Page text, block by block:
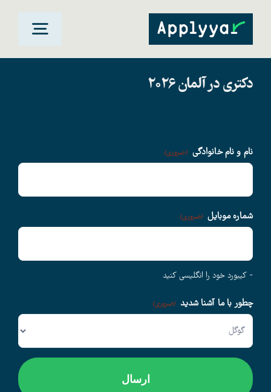
Skip
درباره ما
اخبار
دکتری در آلمان 2026
نام و نام خانوادگی (ضروری)
شماره موبایل (ضروری)
- کیبورد خود را انگلیسی کنید
چطور با ما آشنا شدید (ضروری)